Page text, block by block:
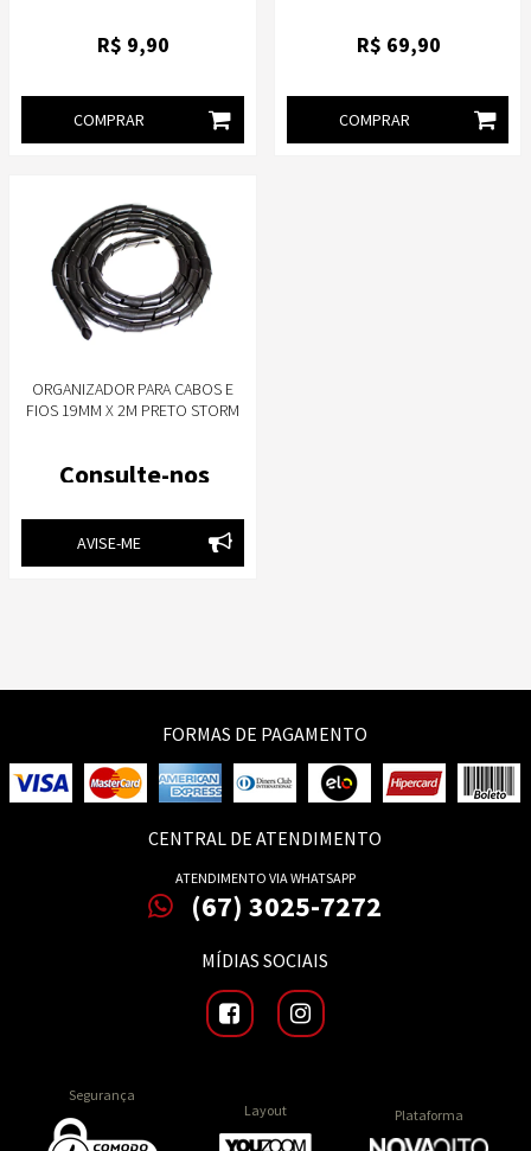
R$ 9,90
COMPRAR
R$ 69,90
COMPRAR
ORGANIZADOR PARA CABOS E
FIOS 19MM X 2M PRETO STORM
Consulte-nos
AVISE-ME
FORMAS DE PAGAMENTO
CENTRAL DE ATENDIMENTO
ATENDIMENTO VIA WHATSAPP
(67) 3025-7272
MÍDIAS SOCIAIS
Segurança
Layout
Plataforma